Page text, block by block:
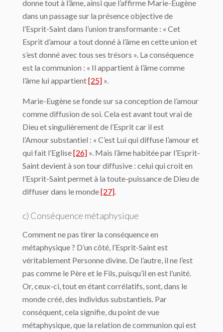
donne tout à l’âme, ainsi que l’affirme Marie-Eugène
dans un passage sur la présence objective de
l’Esprit-Saint dans l’union transformante : « Cet
Esprit d’amour a tout donné à l’âme en cette union et
s’est donné avec tous ses trésors ». La conséquence
est la communion : « Il appartient à l’âme comme
l’âme lui appartient[25] ».
Marie-Eugène se fonde sur sa conception de l’amour
comme diffusion de soi. Cela est avant tout vrai de
Dieu et singulièrement de l’Esprit car il est
l’Amour substantiel : « C’est Lui qui diffuse l’amour et
qui fait l’Eglise[26] ». Mais l’âme habitée par l’Esprit-
Saint devient à son tour diffusive : celui qui croit en
l’Esprit-Saint permet à la toute-puissance de Dieu de
diffuser dans le monde[27]
c) Conséquence métaphysique
Comment ne pas tirer la conséquence en
métaphysique ? D’un côté, l’Esprit-Saint est
véritablement Personne divine. De l’autre, il ne l’est
pas comme le Père et le Fils, puisqu’il en est l’unité.
Or, ceux-ci, tout en étant corrélatifs, sont, dans le
monde créé, des individus substantiels. Par
conséquent, cela signifie, du point de vue
métaphysique, que la relation de communion qui est